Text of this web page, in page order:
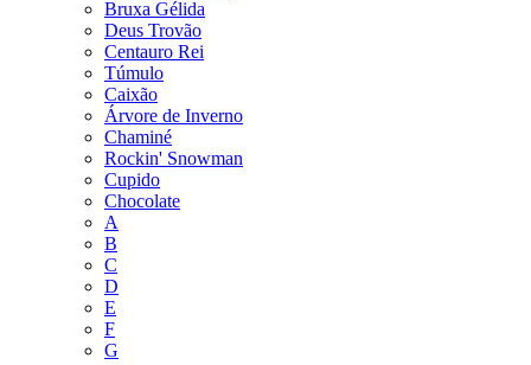
Bruxa Gélida
Deus Trovão
Centauro Rei
Túmulo
Caixão
Árvore de Inverno
Chaminé
Rockin' Snowman
Cupido
Chocolate
A
B
C
D
E
F
G